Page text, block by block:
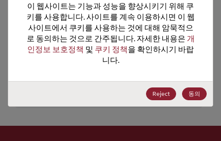
기술 카테고리 Analog & Mixed Signal
기술 하위 카테고리 Audio & Video
기술 그룹 A/V- Amp, AFE, Synth,RX/TX
이 웹사이트는 기능과 성능을 향상시키기 위해 쿠
키를 사용합니다. 사이트를 계속 이용하시면 이 웹
사이트에서 쿠키를 사용하는 것에 대해 암묵적으
로 동의하는 것으로 간주됩니다. 자세한 내용은 개
인정보 보호정책 및 쿠키 정책을 확인하시기 바랍
니다.
Reject 동의